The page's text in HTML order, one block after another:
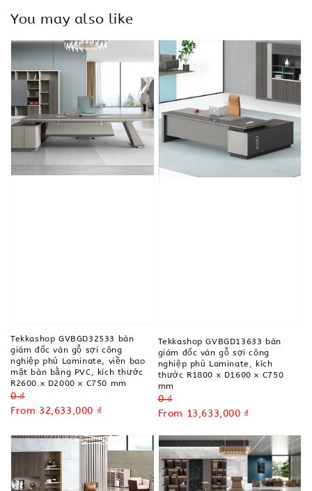
You may also like
Tekkashop GVBGD32533 bàn
giám đốc ván gỗ sợi công
nghiệp phủ Laminate, viền bao
mặt bàn bằng PVC, kích thước
R2600 x D2000 x C750 mm
Regular
price
0 ₫
Sale
From 32,633,000 ₫
Tekkashop GVBGD13633 bàn
giám đốc ván gỗ sợi công
nghiệp phủ Laminate, kích
thước R1800 x D1600 x C750
mm
Regular
price
0 ₫
Sale
From 13,633,000 ₫